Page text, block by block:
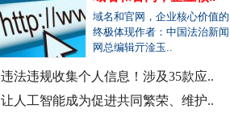
中国企业
域名和官网，企业核心价值的
终极体现作者：中国法治新闻
网总编辑亓淦玉..
违法违规收集个人信息！涉及35款应..
让人工智能成为促进共同繁荣、维护..